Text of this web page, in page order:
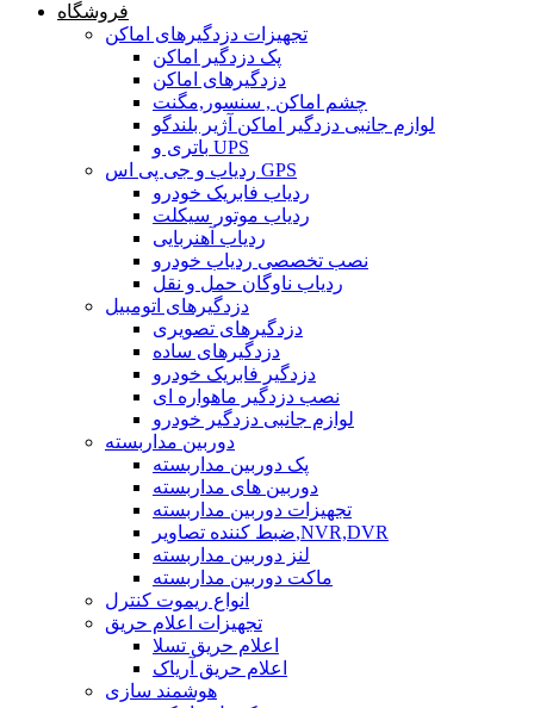
فروشگاه
تجهیزات دزدگیرهای اماکن
پک دزدگیر اماکن
دزدگیرهای اماکن
چشم اماکن , سنسور,مگنت
لوازم جانبی دزدگیر اماکن آژیر بلندگو
باتری و UPS
ردیاب و جی پی اس GPS
ردیاب فابریک خودرو
ردیاب موتور سیکلت
ردیاب آهنربایی
نصب تخصصی ردیاب خودرو
ردیاب ناوگان حمل و نقل
دزدگیرهای اتومبیل
دزدگیرهای تصویری
دزدگیرهای ساده
دزدگیر فابریک خودرو
نصب دزدگیر ماهواره ای
لوازم جانبی دزدگیر خودرو
دوربین مداربسته
پک دوربین مداربسته
دوربین های مداربسته
تجهیزات دوربین مداربسته
ضبط کننده تصاویر,NVR,DVR
لنز دوربین مداربسته
ماکت دوربین مداربسته
انواع ریموت کنترل
تجهیزات اعلام حریق
اعلام حریق تسلا
اعلام حریق آریاک
هوشمند سازی